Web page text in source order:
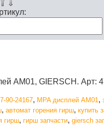
AM01, GIERSCH. Арт:
90-24167, MPA дисплей AM01 ,
, автомат горения гирш, купить
гирш, гирш запчасти, giersch